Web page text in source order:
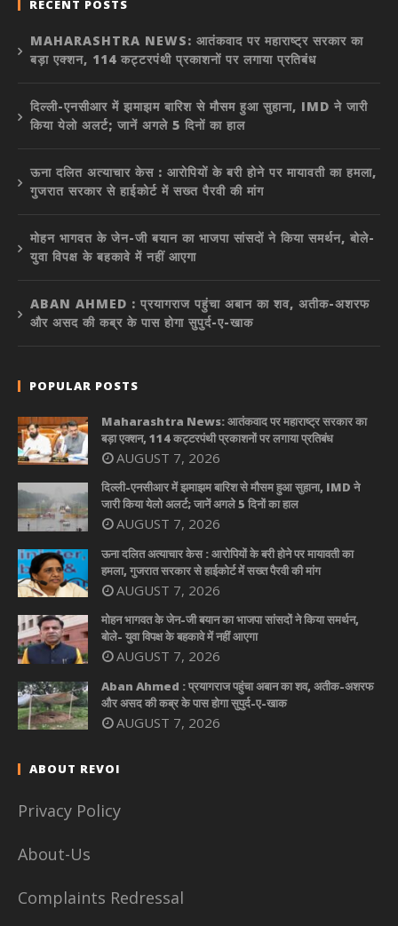
RECENT POSTS
MAHARASHTRA NEWS: आतंकवाद पर महाराष्ट्र सरकार का
बड़ा एक्शन, 114 कट्टरपंथी प्रकाशनों पर लगाया प्रतिबंध
दिल्ली-एनसीआर में झमाझम बारिश से मौसम हुआ सुहाना, IMD ने जारी
किया येलो अलर्ट; जानें अगले 5 दिनों का हाल
ऊना दलित अत्याचार केस : आरोपियों के बरी होने पर मायावती का हमला,
गुजरात सरकार से हाईकोर्ट में सख्त पैरवी की मांग
मोहन भागवत के जेन-जी बयान का भाजपा सांसदों ने किया समर्थन, बोले-
युवा विपक्ष के बहकावे में नहीं आएगा
ABAN AHMED : प्रयागराज पहुंचा अबान का शव, अतीक-अशरफ
और असद की कब्र के पास होगा सुपुर्द-ए-खाक
POPULAR POSTS
Maharashtra News: आतंकवाद पर महाराष्ट्र सरकार का
बड़ा एक्शन, 114 कट्टरपंथी प्रकाशनों पर लगाया प्रतिबंध
AUGUST 7, 2026
दिल्ली-एनसीआर में झमाझम बारिश से मौसम हुआ सुहाना, IMD ने
जारी किया येलो अलर्ट; जानें अगले 5 दिनों का हाल
AUGUST 7, 2026
ऊना दलित अत्याचार केस : आरोपियों के बरी होने पर मायावती का
हमला, गुजरात सरकार से हाईकोर्ट में सख्त पैरवी की मांग
AUGUST 7, 2026
मोहन भागवत के जेन-जी बयान का भाजपा सांसदों ने किया समर्थन,
बोले- युवा विपक्ष के बहकावे में नहीं आएगा
AUGUST 7, 2026
Aban Ahmed : प्रयागराज पहुंचा अबान का शव, अतीक-अशरफ
और असद की कब्र के पास होगा सुपुर्द-ए-खाक
AUGUST 7, 2026
ABOUT REVOI
Privacy Policy
About-Us
Complaints Redressal